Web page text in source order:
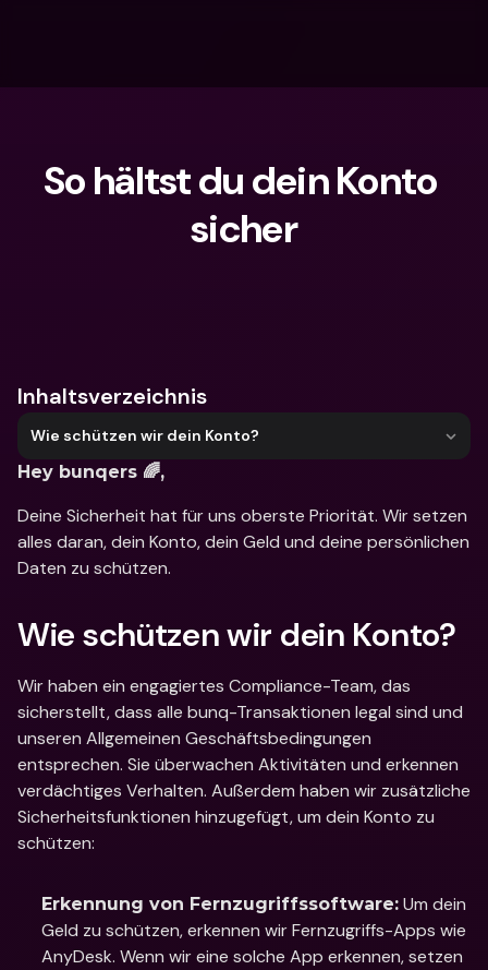
So hältst du dein Konto
sicher
Inhaltsverzeichnis
Wie schützen wir dein Konto?
Hey bunqers 🌈,
Deine Sicherheit hat für uns oberste Priorität. Wir setzen
alles daran, dein Konto, dein Geld und deine persönlichen
Daten zu schützen.
Wie schützen wir dein Konto?
Wir haben ein engagiertes Compliance-Team, das
sicherstellt, dass alle bunq-Transaktionen legal sind und
unseren Allgemeinen Geschäftsbedingungen
entsprechen. Sie überwachen Aktivitäten und erkennen
verdächtiges Verhalten. Außerdem haben wir zusätzliche
Sicherheitsfunktionen hinzugefügt, um dein Konto zu
schützen:
Erkennung von Fernzugriffssoftware: Um dein
Geld zu schützen, erkennen wir Fernzugriffs-Apps wie
AnyDesk. Wenn wir eine solche App erkennen, setzen